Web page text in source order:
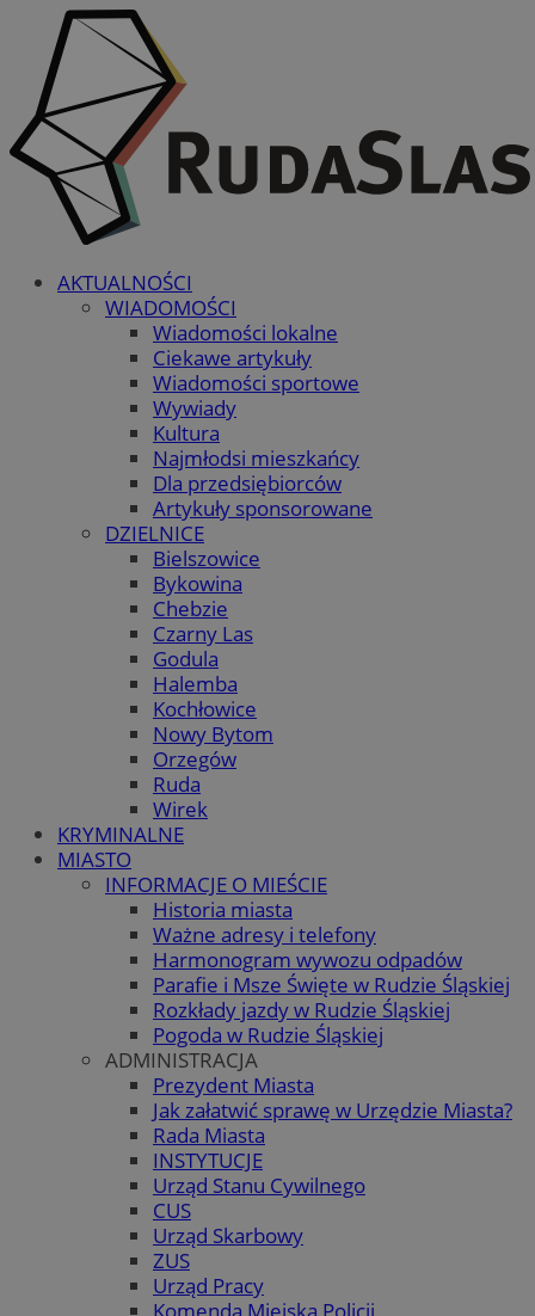
AKTUALNOŚCI
WIADOMOŚCI
Wiadomości lokalne
Ciekawe artykuły
Wiadomości sportowe
Wywiady
Kultura
Najmłodsi mieszkańcy
Dla przedsiębiorców
Artykuły sponsorowane
DZIELNICE
Bielszowice
Bykowina
Chebzie
Czarny Las
Godula
Halemba
Kochłowice
Nowy Bytom
Orzegów
Ruda
Wirek
KRYMINALNE
MIASTO
INFORMACJE O MIEŚCIE
Historia miasta
Ważne adresy i telefony
Harmonogram wywozu odpadów
Parafie i Msze Święte w Rudzie Śląskiej
Rozkłady jazdy w Rudzie Śląskiej
Pogoda w Rudzie Śląskiej
ADMINISTRACJA
Prezydent Miasta
Jak załatwić sprawę w Urzędzie Miasta?
Rada Miasta
INSTYTUCJE
Urząd Stanu Cywilnego
CUS
Urząd Skarbowy
ZUS
Urząd Pracy